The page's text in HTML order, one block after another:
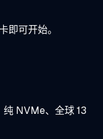
即可开始。
纯 NVMe、全球 13